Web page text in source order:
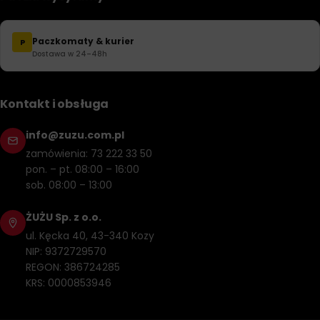
Jeśli jesteś właścicielem maszyny John Deere lub
odpowiadasz za jej konserwację, wybór oleju spełniającego
normę JDM J20C to decyzja, która zapewni długą i
niezawodną pracę Twojego sprzętu. Warto zawsze
sprawdzać poziom oraz jakość oleju w maszynie.
P Paczkomaty & kurier
Dostawa w 24–48h
Kontakt i obsługa
info@zuzu.com.pl
zamówienia: 73 222 33 50
pon. – pt. 08:00 – 16:00
sob. 08:00 – 13:00
ŻUŻU Sp. z o.o.
ul. Kęcka 40, 43-340 Kozy
NIP: 9372729570
REGON: 386724285
KRS: 0000853946